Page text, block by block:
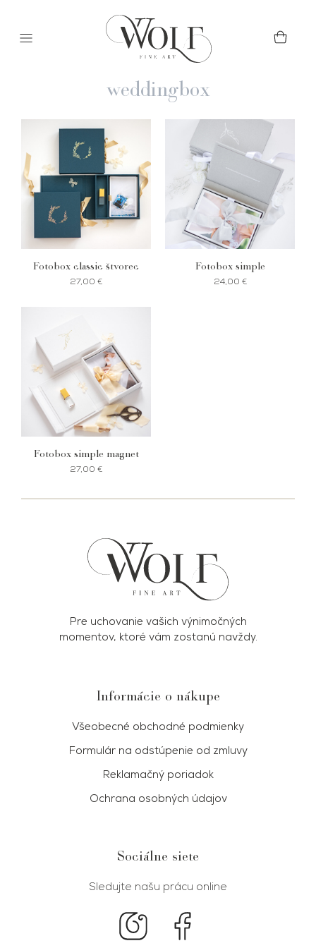
weddingbox
Fotobox classic štvorec
27,00 €
Fotobox simple
24,00 €
Fotobox simple magnet
27,00 €
Pre uchovanie vašich výnimočných
momentov, ktoré vám zostanú navždy.
Informácie o nákupe
Všeobecné obchodné podmienky
Formulár na odstúpenie od zmluvy
Reklamačný poriadok
Ochrana osobných údajov
Sociálne siete
Sledujte našu prácu online